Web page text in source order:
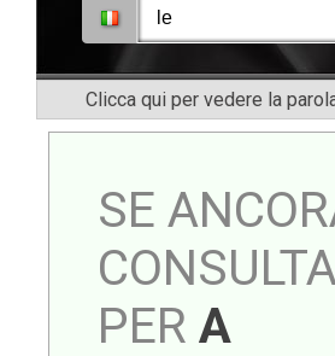
Clicca qui per vedere la
SE
PER A